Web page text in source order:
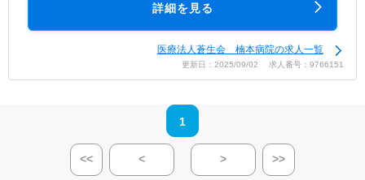
詳細を見る
医療法人蒼生会 楠本病院の求人一覧
更新日：2025/09/02 求人番号：9766151
1
<< < > >>